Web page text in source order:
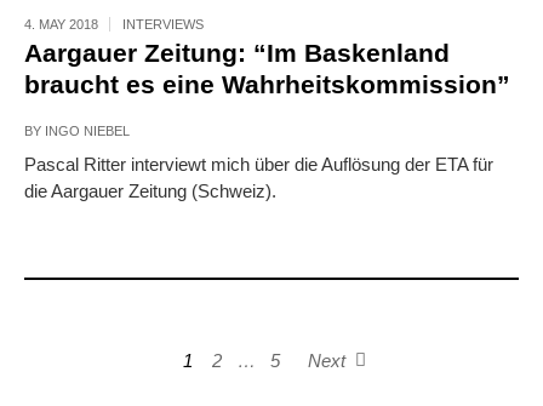
4. MAY 2018 INTERVIEWS
Aargauer Zeitung: “Im Baskenland
braucht es eine Wahrheitskommission”
BY INGO NIEBEL
Pascal Ritter interviewt mich über die Auflösung der ETA für
die Aargauer Zeitung (Schweiz).
1 2 … 5 Next